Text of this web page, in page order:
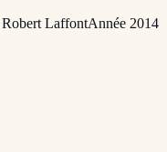
Robert LaffontAnnée 2014